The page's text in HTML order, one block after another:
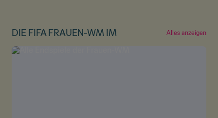
DIE FIFA FRAUEN-WM IM Alles anzeigen